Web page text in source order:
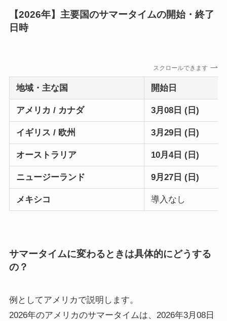
【2026年】主要国のサマータイムの開始・終了
日時
スクロールできます
地域・主な国 開始日
アメリカ / カナダ 3月08日 (日)
イギリス / 欧州 3月29日 (日)
オーストラリア 10月4日 (日)
ニュージーランド 9月27日 (日)
メキシコ 導入なし
サマータイムに変わるときは具体的にどうする
の？
例としてアメリカで説明します。
2026年のアメリカのサマータイムは、2026年3月08日